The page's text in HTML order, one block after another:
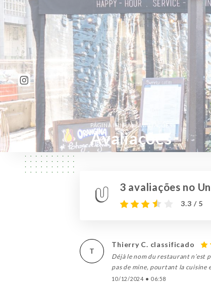
PÁGINA INICIAL/AVALIAÇÕES
Avaliações
3 avaliações no
3.3 / 5
T
Thierry C. classificado
Déjà le nom du restaurant n’est
pas de mine, pourtant la cuisine
10/12/2024 • 06:58